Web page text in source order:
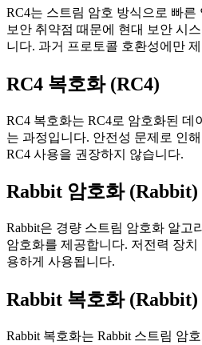
RC4는 스트림 암호 방식으로 빠른
보안 취약점 때문에 현대 보안 시
니다. 과거 프로토콜 호환성에만
RC4 복호화 (RC4)
RC4 복호화는 RC4로 암호화된 데
는 과정입니다. 안전성 문제로 인
RC4 사용을 권장하지 않습니다.
Rabbit 암호화 (Rabbit)
Rabbit은 경량 스트림 암호화 알고
암호화를 제공합니다. 저전력 장
용하게 사용됩니다.
Rabbit 복호화 (Rabbit)
Rabbit 복호화는 Rabbit 스트림 암